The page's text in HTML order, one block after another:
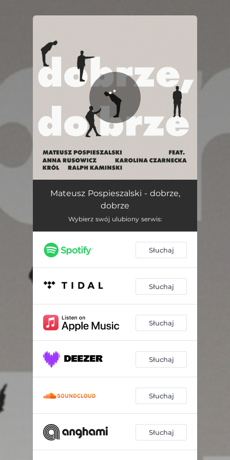
dobrze, dobrze (feat. Anna Rusowicz, Karolina Czarnecka, Błażej Król & Ralph Kaminski) 05:14
Mateusz Pospieszalski - dobrze,
dobrze
Wybierz swój ulubiony serwis:
Słuchaj
Słuchaj
Słuchaj
Słuchaj
Słuchaj
Słuchaj